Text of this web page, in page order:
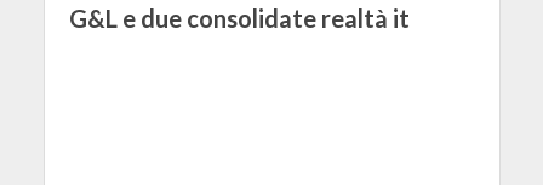
G&L e due consolidate realtà it